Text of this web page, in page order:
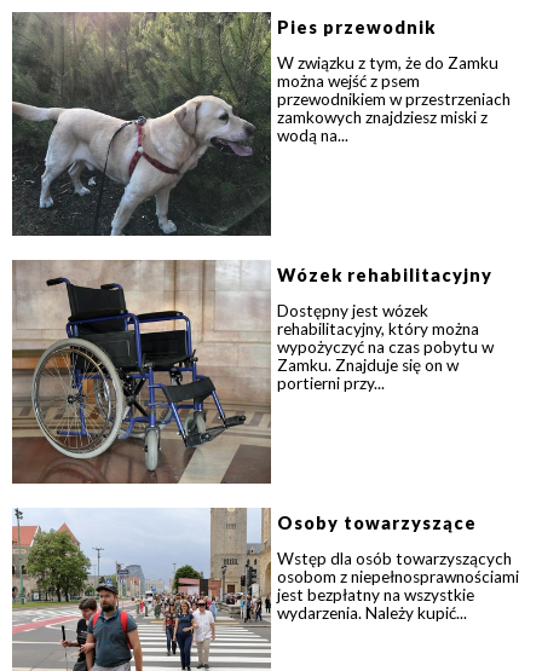
Pies przewodnik
W związku z tym, że do Zamku
można wejść z psem
przewodnikiem w przestrzeniach
zamkowych znajdziesz miski z
wodą na...
Wózek rehabilitacyjny
Dostępny jest wózek
rehabilitacyjny, który można
wypożyczyć na czas pobytu w
Zamku. Znajduje się on w
portierni przy...
Osoby towarzyszące
Wstęp dla osób towarzyszących
osobom z niepełnosprawnościami
jest bezpłatny na wszystkie
wydarzenia. Należy kupić...